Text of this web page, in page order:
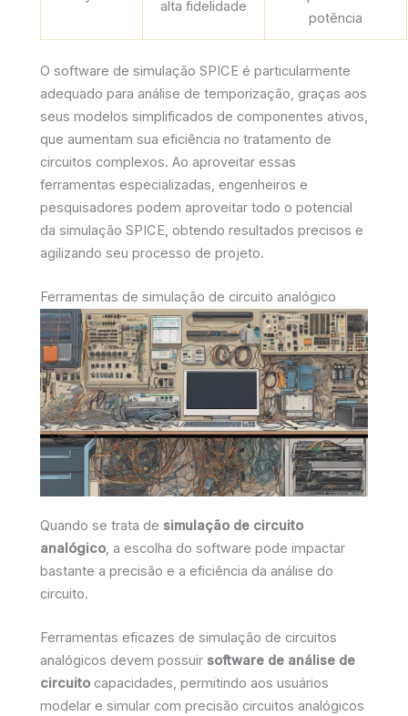
alta fidelidade
potência
O software de simulação SPICE é particularmente
adequado para análise de temporização, graças aos
seus modelos simplificados de componentes ativos,
que aumentam sua eficiência no tratamento de
circuitos complexos. Ao aproveitar essas
ferramentas especializadas, engenheiros e
pesquisadores podem aproveitar todo o potencial
da simulação SPICE, obtendo resultados precisos e
agilizando seu processo de projeto.
Ferramentas de simulação de circuito analógico
Quando se trata de simulação de circuito
analógico, a escolha do software pode impactar
bastante a precisão e a eficiência da análise do
circuito.
Ferramentas eficazes de simulação de circuitos
analógicos devem possuir software de análise de
circuito capacidades, permitindo aos usuários
modelar e simular com precisão circuitos analógicos